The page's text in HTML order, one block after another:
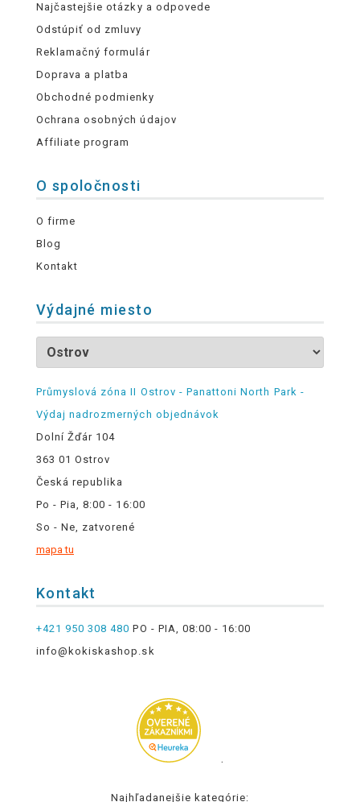
Najčastejšie otázky a odpovede
Odstúpiť od zmluvy
Reklamačný formulár
Doprava a platba
Obchodné podmienky
Ochrana osobných údajov
Affiliate program
O spoločnosti
O firme
Blog
Kontakt
Výdajné miesto
Průmyslová zóna II Ostrov - Panattoni North Park -
Výdaj nadrozmerných objednávok
Dolní Žďár 104
363 01 Ostrov
Česká republika
Po - Pia, 8:00 - 16:00
So - Ne, zatvorené
mapa tu
Kontakt
+421 950 308 480 PO - PIA, 08:00 - 16:00
info@kokiskashop.sk
.
Najhľadanejšie kategórie: